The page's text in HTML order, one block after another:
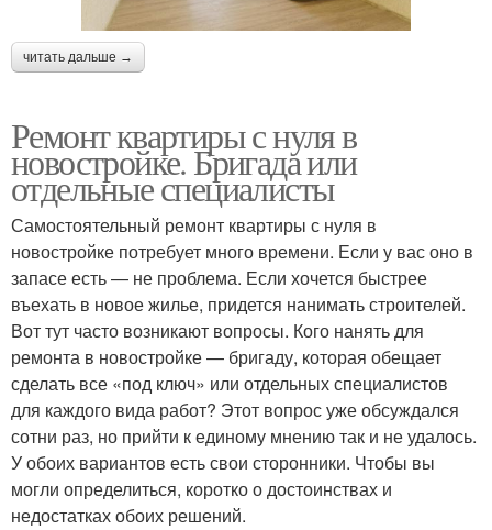
читать дальше →
Ремонт квартиры с нуля в
новостройке. Бригада или
отдельные специалисты
Самостоятельный ремонт квартиры с нуля в
новостройке потребует много времени. Если у вас оно в
запасе есть — не проблема. Если хочется быстрее
въехать в новое жилье, придется нанимать строителей.
Вот тут часто возникают вопросы. Кого нанять для
ремонта в новостройке — бригаду, которая обещает
сделать все «под ключ» или отдельных специалистов
для каждого вида работ? Этот вопрос уже обсуждался
сотни раз, но прийти к единому мнению так и не удалось.
У обоих вариантов есть свои сторонники. Чтобы вы
могли определиться, коротко о достоинствах и
недостатках обоих решений.